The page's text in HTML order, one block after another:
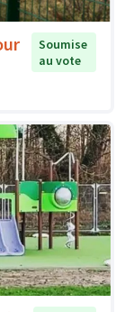
Soumise
au vote